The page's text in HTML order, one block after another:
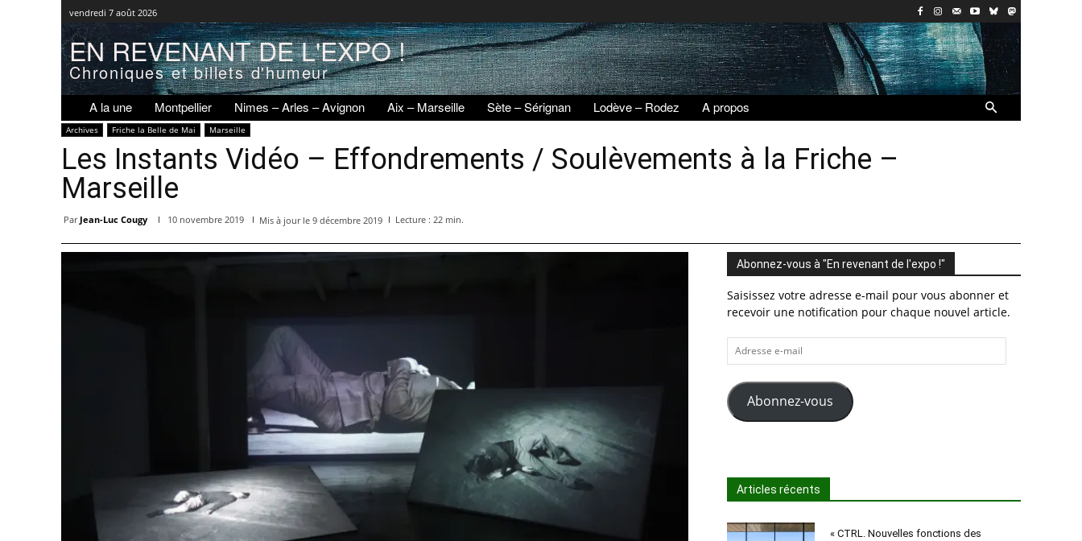
vendredi 7 août 2026
EN REVENANT DE L'EXPO !
Chroniques et billets d'humeur
A la une Montpellier Nimes – Arles – Avignon Aix – Marseille Sète – Sérignan Lodève – Rodez A propos
Archives Friche la Belle de Mai Marseille
Les Instants Vidéo – Effondrements / Soulèvements à la Friche –
Marseille
Par Jean-Luc Cougy 10 novembre 2019 Mis à jour le 9 décembre 2019 Lecture : 22 min.
Abonnez-vous à "En revenant de l'expo !"
Saisissez votre adresse e-mail pour vous abonner et
recevoir une notification pour chaque nouvel article.
Adresse
e-
mail
Abonnez-vous
Articles récents
« CTRL. Nouvelles fonctions des